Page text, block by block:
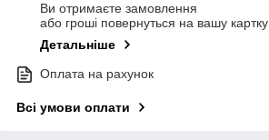
Ви отримаєте замовлення
або гроші повернуться на вашу картку
Детальніше
Оплата на рахунок
Всі умови оплати